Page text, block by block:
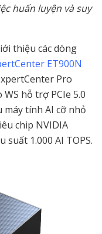
huấn luyện và suy
thiệu các dòng
ET900N
Pro
WS hỗ trợ PCIe 5.0
máy tính AI cỡ nhỏ
chip NVIDIA
suất 1.000 AI TOPS.